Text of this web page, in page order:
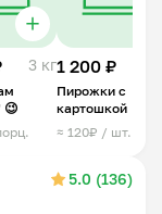
3 кг
😉
1 200 ₽
Пирожки с
картошкой
≈ 120₽ / шт.
5.0 (136)